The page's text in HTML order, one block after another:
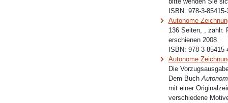
ISBN: 978-3-85415-
Autonome
136 Seiten, , zahlr.
erschienen 2008
ISBN: 978-3-85415-
Autonome
Die
Dem Buch
mit einer
verschiedene